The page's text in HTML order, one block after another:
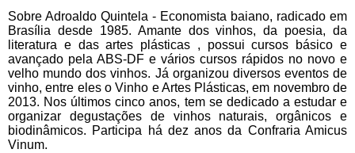
Sobre Adroaldo Quintela - Economista baiano, radicado em
Brasília desde 1985. Amante dos vinhos, da poesia, da
literatura e das artes plásticas , possui cursos básico e
avançado pela ABS-DF e vários cursos rápidos no novo e
velho mundo dos vinhos. Já organizou diversos eventos de
vinho, entre eles o Vinho e Artes Plásticas, em novembro de
2013. Nos últimos cinco anos, tem se dedicado a estudar e
organizar degustações de vinhos naturais, orgânicos e
biodinâmicos. Participa há dez anos da Confraria Amicus
Vinum.